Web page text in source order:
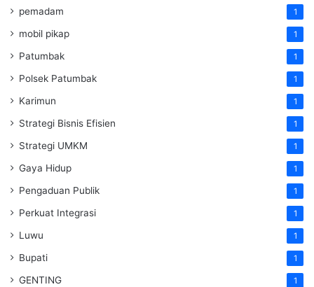
pemadam 1
mobil pikap 1
Patumbak 1
Polsek Patumbak 1
Karimun 1
Strategi Bisnis Efisien 1
Strategi UMKM 1
Gaya Hidup 1
Pengaduan Publik 1
Perkuat Integrasi 1
Luwu 1
Bupati 1
GENTING 1